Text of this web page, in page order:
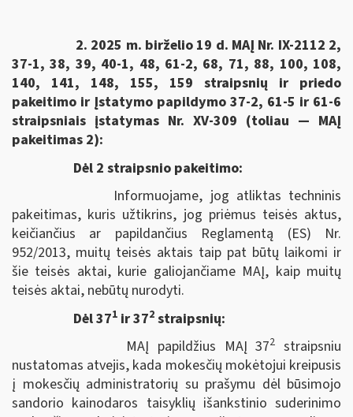
2. 2025 m. birželio 19 d. MAĮ Nr. IX-2112 2,
37-1, 38, 39, 40-1, 48, 61-2, 68, 71, 88, 100, 108,
140, 141, 148, 155, 159 straipsnių ir priedo
pakeitimo ir Įstatymo papildymo 37-2, 61-5 ir 61-6
straipsniais įstatymas Nr. XV-309 (toliau — MAĮ
pakeitimas 2):
Dėl 2 straipsnio pakeitimo:
Informuojame, jog atliktas techninis
pakeitimas, kuris užtikrins, jog priėmus teisės aktus,
keičiančius ar papildančius Reglamentą (ES) Nr.
952/2013, muitų teisės aktais taip pat būtų laikomi ir
šie teisės aktai, kurie galiojančiame MAĮ, kaip muitų
teisės aktai, nebūtų nurodyti.
Dėl 371ir 372straipsnių:
MAĮ papildžius MAĮ 372 straipsniu
nustatomas atvejis, kada mokesčių mokėtojui kreipusis
į mokesčių administratorių su prašymu dėl būsimojo
sandorio kainodaros taisyklių išankstinio suderinimo